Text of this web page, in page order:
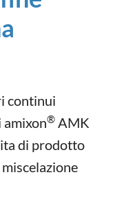
continui
® AMK
di prodotto